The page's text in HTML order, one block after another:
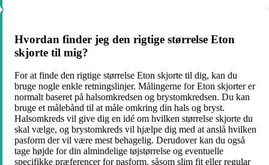
Hvordan finder jeg den rigtige størrelse Eton
skjorte til mig?
For at finde den rigtige størrelse Eton skjorte til dig, kan du
bruge nogle enkle retningslinjer. Målingerne for Eton skjorter er
normalt baseret på halsomkredsen og brystomkredsen. Du kan
bruge et målebånd til at måle omkring din hals og bryst.
Halsomkreds vil give dig en idé om hvilken størrelse skjorte du
skal vælge, og brystomkreds vil hjælpe dig med at anslå hvilken
pasform der vil være mest behagelig. Derudover kan du også
tage højde for din almindelige tøjstørrelse og eventuelle
specifikke præferencer for pasform, såsom slim fit eller regular